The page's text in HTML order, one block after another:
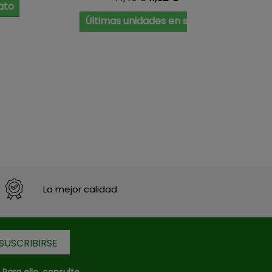
Últimas unidades en stock
La mejor calidad